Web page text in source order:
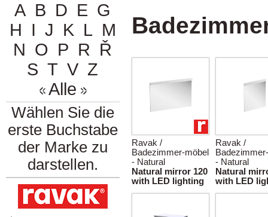
A B D E G
H I J K L M
N O P R Ř
S T V Z
Alle
Wählen Sie die
erste Buchstabe
der Marke zu
darstellen.
Ravak /
Badezimmer-möbel
- Natural
Natural mirror 120
with LED lighting
Ravak /
- Natural
Natural
with LED